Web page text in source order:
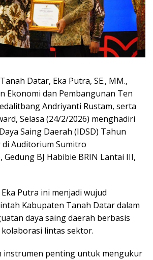
Datar, Eka Putra, SE., MM.,
Ekonomi dan Pembangunan Ten
Andriyanti Rustam, serta
Selasa (24/2/2026) menghadiri
Saing Daerah (IDSD) Tahun
di Auditorium Sumitro
BJ Habibie BRIN Lantai III,
Putra ini menjadi wujud
Kabupaten Tanah Datar dalam
daya saing daerah berbasis
lintas sektor.
instrumen penting untuk mengukur